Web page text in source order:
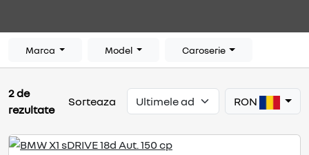
Marca Model Caroserie
2 de
rezultate
Sorteaza RON